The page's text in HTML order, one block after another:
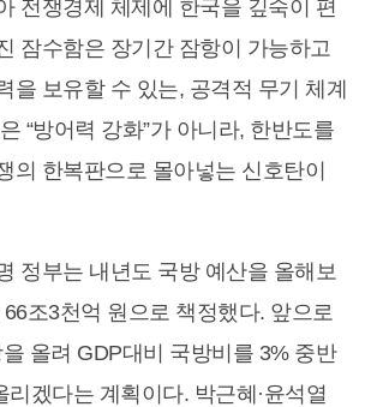
전쟁경제 체제에 한국을 깊숙이 편
잠수함은 장기간 잠항이 가능하고
을 보유할 수 있는, 공격적 무기 체계
“방어력 강화”가 아니라, 한반도를
의 한복판으로 몰아넣는 신호탄이
정부는 내년도 국방 예산을 올해보
조3천억 원으로 책정했다. 앞으로
올려 GDP대비 국방비를 3% 중반
리겠다는 계획이다. 박근혜·윤석열